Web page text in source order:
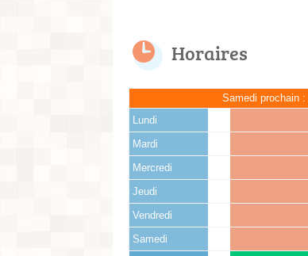
Horaires
Samedi prochain :
Lundi
Mardi
Mercredi
Jeudi
Vendredi
Samedi